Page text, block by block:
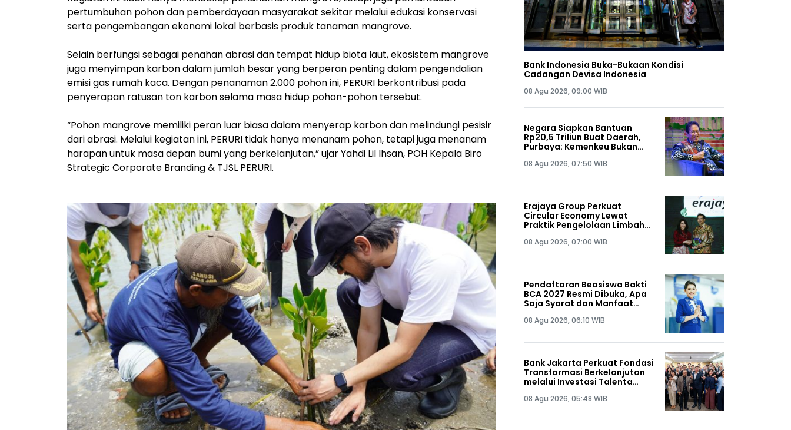
pertumbuhan pohon dan pemberdayaan masyarakat sekitar melalui edukasi konservasi
serta pengembangan ekonomi lokal berbasis produk tanaman mangrove.
Selain berfungsi sebagai penahan abrasi dan tempat hidup biota laut, ekosistem mangrove
juga menyimpan karbon dalam jumlah besar yang berperan penting dalam pengendalian
emisi gas rumah kaca. Dengan penanaman 2.000 pohon ini, PERURI berkontribusi pada
penyerapan ratusan ton karbon selama masa hidup pohon-pohon tersebut.
“Pohon mangrove memiliki peran luar biasa dalam menyerap karbon dan melindungi pesisir
dari abrasi. Melalui kegiatan ini, PERURI tidak hanya menanam pohon, tetapi juga menanam
harapan untuk masa depan bumi yang berkelanjutan,” ujar Yahdi Lil Ihsan, POH Kepala Biro
Strategic Corporate Branding & TJSL PERURI.
Bank Indonesia Buka-Bukaan Kondisi
Cadangan Devisa Indonesia
08 Agu 2026, 09:00 WIB
Negara Siapkan Bantuan
Rp20,5 Triliun Buat Daerah,
Purbaya: Kemenkeu Bukan
Saja
08 Agu 2026, 07:50 WIB
Erajaya Group Perkuat
Circular Economy Lewat
Praktik Pengelolaan Limbah
08 Agu 2026, 07:00 WIB
Pendaftaran Beasiswa Bakti
BCA 2027 Resmi Dibuka, Apa
Saja Syarat dan Manfaat
08 Agu 2026, 06:10 WIB
Bank Jakarta Perkuat Fondasi
Transformasi Berkelanjutan
melalui Investasi Talenta
08 Agu 2026, 05:48 WIB